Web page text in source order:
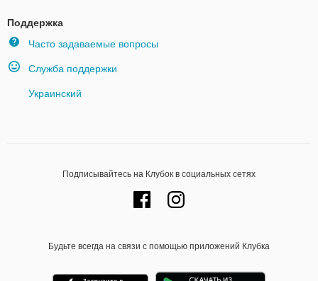
Поддержка
Часто задаваемые вопросы
Служба поддержки
Украинский
Подписывайтесь на Клубок в социальных сетях
Будьте всегда на связи с помощью приложений Клубка